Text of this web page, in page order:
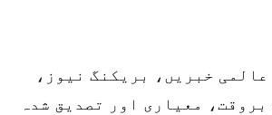
خبریں، بریکنگ نیوز،
معیاری اور تصدیق شدہ